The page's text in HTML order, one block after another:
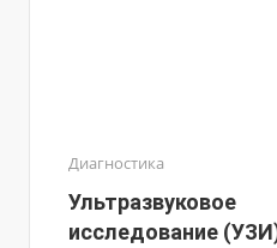
Диагностика
Ультразвуковое
исследование